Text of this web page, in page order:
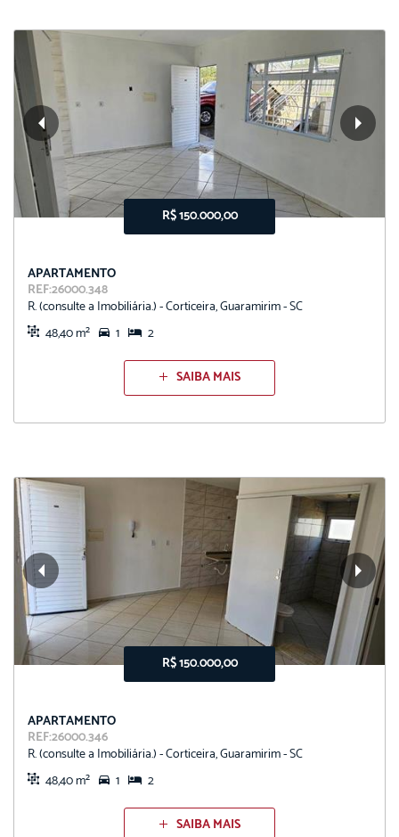
APARTAMENTO
REF:26000.348
R. (consulte a Imobiliária.) - Corticeira, Guaramirim - SC
48,40 m²
1 2
R$ 150.000,00
SAIBA MAIS
APARTAMENTO
REF:26000.346
R. (consulte a Imobiliária.) - Corticeira, Guaramirim - SC
48,40 m²
1 2
R$ 150.000,00
SAIBA MAIS